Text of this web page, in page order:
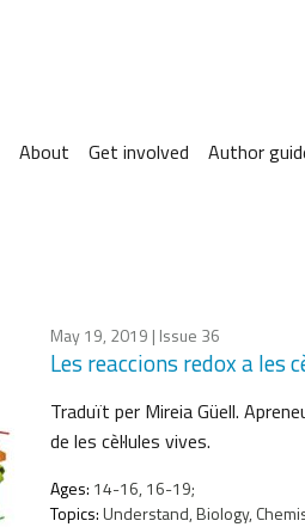
About Get involved Author
May 19, 2019 | Issue 36
Les reaccions redox a les
Traduït per Mireia Güell.
de les cèl·lules vives.
Ages: 14-16, 16-19;
Topics:Understand, Biology,